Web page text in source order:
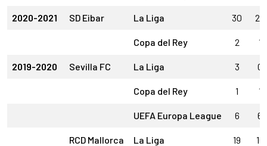
2020-2021 SD Eibar La Liga 30 24
Copa del Rey 2 1
2019-2020 Sevilla FC La Liga 3 0
Copa del Rey 1 1
UEFA Europa League 6 6
RCD Mallorca La Liga 19 16